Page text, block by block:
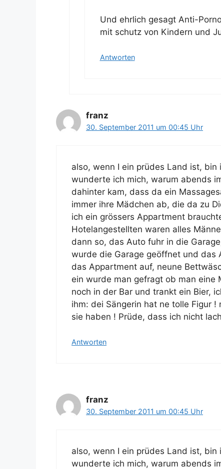
Und ehrlich gesagt Anti-
mit schutz von Kindern und
Antworten
franz
30. September 2011 um 00:45 Uhr
also, wenn I ein prüdes Land ist, bin
wunderte ich mich, warum abends
dahinter kam, dass da ein
immer ihre Mädchen ab, die da zu
ich ein grössers Appartment
Hotelangestellten waren alles
dann so, das Auto fuhr in die
wurde die Garage geöffnet und das
das Appartment auf, neune
ein wurde man gefragt ob man eine
noch in der Bar und trankt ein Bier,
ihm: dei Sängerin hat ne tolle Figur
sie haben ! Prüde, dass ich nicht
Antworten
franz
30. September 2011 um 00:45 Uhr
also, wenn I ein prüdes Land ist, bin
wunderte ich mich, warum abends